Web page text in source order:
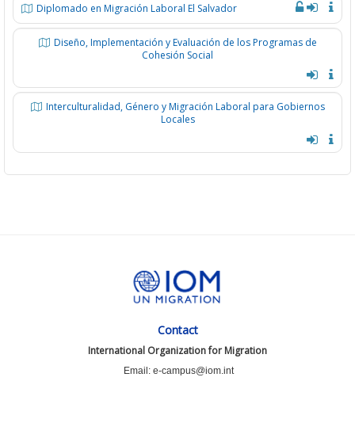
Diplomado en Migración Laboral El Salvador
Diseño, Implementación y Evaluación de los Programas de
Cohesión Social
Interculturalidad, Género y Migración Laboral para Gobiernos
Locales
Contact
International Organization for Migration
Email: e-campus@iom.int